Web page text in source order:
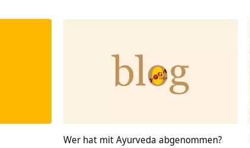
Wer hat mit Ayurveda abgenommen?